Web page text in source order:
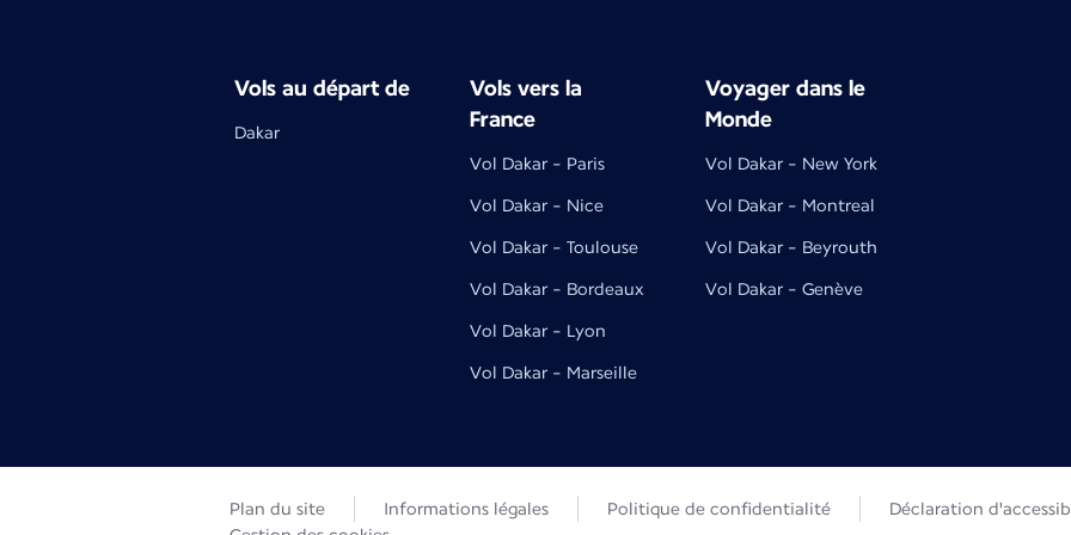
Vols au départ de
Dakar
Vols vers la
France
Vol Dakar - Paris
Vol Dakar - Nice
Vol Dakar - Toulouse
Vol Dakar - Bordeaux
Vol Dakar - Lyon
Vol Dakar - Marseille
Voyager dans le
Monde
Vol Dakar - New York
Vol Dakar - Montreal
Vol Dakar - Beyrouth
Vol Dakar - Genève
Plan du site Informations légales Politique de confidentialité
Déclaration